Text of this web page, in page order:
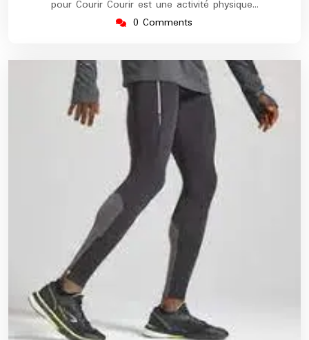
pour Courir Courir est une activité physique…
0 Comments